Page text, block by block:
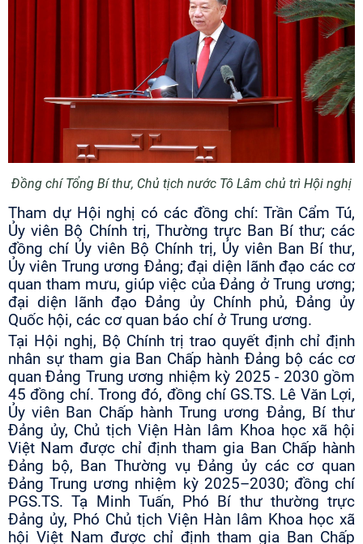
Đồng chí Tổng Bí thư, Chủ tịch nước Tô Lâm chủ trì Hội nghị
Tham dự Hội nghị có các đồng chí: Trần Cẩm Tú,
Ủy viên Bộ Chính trị, Thường trực Ban Bí thư; các
đồng chí Ủy viên Bộ Chính trị, Ủy viên Ban Bí thư,
Ủy viên Trung ương Đảng; đại diện lãnh đạo các cơ
quan tham mưu, giúp việc của Đảng ở Trung ương;
đại diện lãnh đạo Đảng ủy Chính phủ, Đảng ủy
Quốc hội, các cơ quan báo chí ở Trung ương.
Tại Hội nghị, Bộ Chính trị trao quyết định chỉ định
nhân sự tham gia Ban Chấp hành Đảng bộ các cơ
quan Đảng Trung ương nhiệm kỳ 2025 - 2030 gồm
45 đồng chí. Trong đó, đồng chí GS.TS. Lê Văn Lợi,
Ủy viên Ban Chấp hành Trung ương Đảng, Bí thư
Đảng ủy, Chủ tịch Viện Hàn lâm Khoa học xã hội
Việt Nam được chỉ định tham gia Ban Chấp hành
Đảng bộ, Ban Thường vụ Đảng ủy các cơ quan
Đảng Trung ương nhiệm kỳ 2025–2030; đồng chí
PGS.TS. Tạ Minh Tuấn, Phó Bí thư thường trực
Đảng ủy, Phó Chủ tịch Viện Hàn lâm Khoa học xã
hội Việt Nam được chỉ định tham gia Ban Chấp